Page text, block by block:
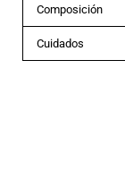
Composición
Cuidados